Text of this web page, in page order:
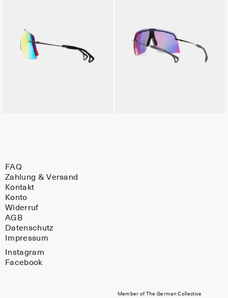
FAQ
Zahlung & Versand
Kontakt
Konto
Widerruf
AGB
Datenschutz
Impressum
Member of The German Collective
Instagram
Facebook